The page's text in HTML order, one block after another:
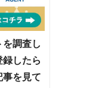
調査し
したら
事を見て